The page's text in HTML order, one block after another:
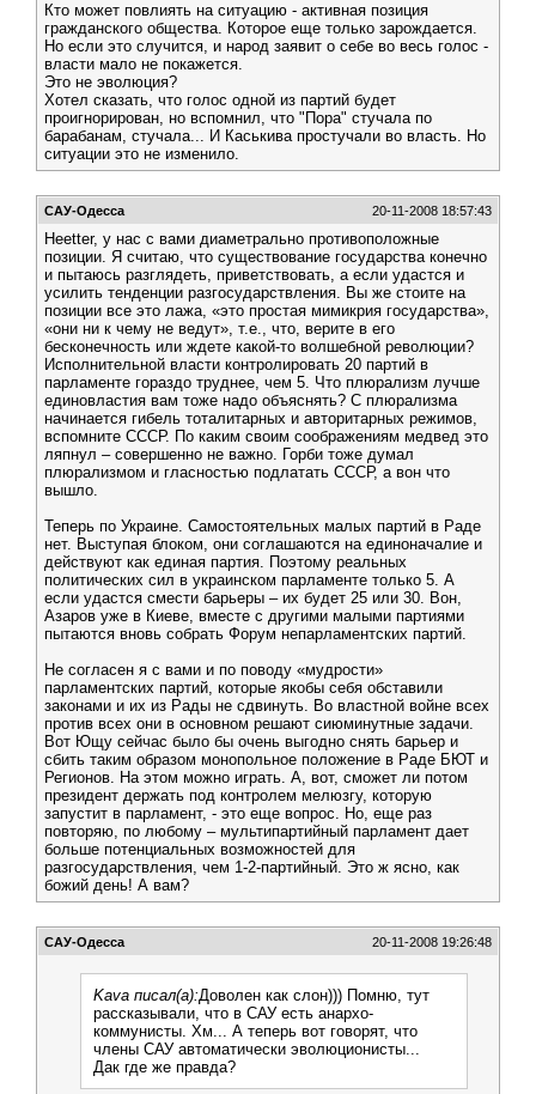
Кто может повлиять на ситуацию - активная позиция
гражданского общества. Которое еще только зарождается.
Но если это случится, и народ заявит о себе во весь голос -
власти мало не покажется.
Это не эволюция?
Хотел сказать, что голос одной из партий будет
проигнорирован, но вспомнил, что "Пора" стучала по
барабанам, стучала... И Каськива простучали во власть. Но
ситуации это не изменило.
САУ-Одесса 20-11-2008 18:57:43
Heetter, у нас с вами диаметрально противоположные
позиции. Я считаю, что существование государства конечно
и пытаюсь разглядеть, приветствовать, а если удастся и
усилить тенденции разгосударствления. Вы же стоите на
позиции все это лажа, «это простая мимикрия государства»,
«они ни к чему не ведут», т.е., что, верите в его
бесконечность или ждете какой-то волшебной революции?
Исполнительной власти контролировать 20 партий в
парламенте гораздо труднее, чем 5. Что плюрализм лучше
единовластия вам тоже надо объяснять? С плюрализма
начинается гибель тоталитарных и авторитарных режимов,
вспомните СССР. По каким своим соображениям медвед это
ляпнул – совершенно не важно. Горби тоже думал
плюрализмом и гласностью подлатать СССР, а вон что
вышло.
Теперь по Украине. Самостоятельных малых партий в Раде
нет. Выступая блоком, они соглашаются на единоначалие и
действуют как единая партия. Поэтому реальных
политических сил в украинском парламенте только 5. А
если удастся смести барьеры – их будет 25 или 30. Вон,
Азаров уже в Киеве, вместе с другими малыми партиями
пытаются вновь собрать Форум непарламентских партий.
Не согласен я с вами и по поводу «мудрости»
парламентских партий, которые якобы себя обставили
законами и их из Рады не сдвинуть. Во властной войне всех
против всех они в основном решают сиюминутные задачи.
Вот Ющу сейчас было бы очень выгодно снять барьер и
сбить таким образом монопольное положение в Раде БЮТ и
Регионов. На этом можно играть. А, вот, сможет ли потом
президент держать под контролем мелюзгу, которую
запустит в парламент, - это еще вопрос. Но, еще раз
повторяю, по любому – мультипартийный парламент дает
больше потенциальных возможностей для
разгосударствления, чем 1-2-партийный. Это ж ясно, как
божий день! А вам?
САУ-Одесса 20-11-2008 19:26:48
Kava писал(а):Доволен как слон))) Помню, тут
рассказывали, что в САУ есть анархо-
коммунисты. Хм... А теперь вот говорят, что
члены САУ автоматически эволюционисты...
Дак где же правда?